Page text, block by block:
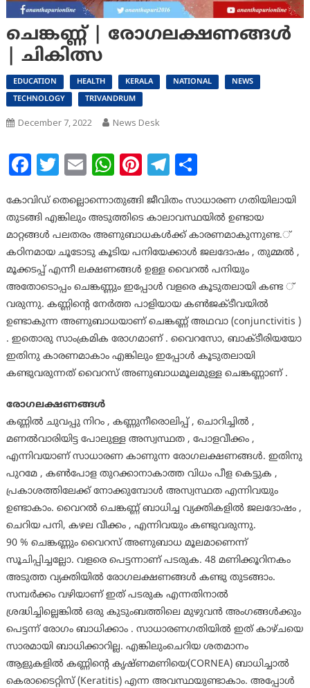
ചെങ്കണ്ണ് | രോഗലക്ഷണങ്ങള്‍
| ചികിത്സ
EDUCATION HEALTH KERALA NATIONAL
NEWS
TECHNOLOGY
TRIVANDRUM
December 7, 2022 News Desk
Facebook
Twitter
EmailWhatsApp
Pinterest
Telegram
Share
കോവിഡ് തെല്ലൊന്നൊതുങ്ങി ജീവിതം സാധാരണ ഗതിയിലായി
തുടങ്ങി എങ്കിലും അടുത്തിടെ കാലാവസ്ഥയില്‍ ഉണ്ടായ
മാറ്റങ്ങള്‍ പലതരം അണുബാധകള്‍ക്ക് കാരണമാകുന്നുണ്ട.്
കഠിനമായ ചൂടോടു കൂടിയ പനിയേക്കാള്‍ ജലദോഷം , തുമ്മല്‍ ,
മൂക്കടപ്പ് എന്നീ ലക്ഷണങ്ങള്‍ ഉള്ള വൈറല്‍ പനിയും
അതോടൊപ്പം ചെങ്കണ്ണും ഇപ്പോള്‍ വളരെ കൂടുതലായി കണ്ട ്
വരുന്നു. കണ്ണിന്റെ നേര്‍ത്ത പാളിയായ കണ്‍ജക്ടീവയില്‍
ഉണ്ടാകുന്ന അണുബാധയാണ് ചെങ്കണ്ണ് അഥവാ (conjunctivitis )
. ഇതൊരു സാംക്രമിക രോഗമാണ് . വൈറസോ, ബാക്ടീരിയയോ
ഇതിനു കാരണമാകാം എങ്കിലും ഇപ്പോള്‍ കൂടുതലായി
കണ്ടുവരുന്നത് വൈറസ് അണുബാധമൂലമുള്ള ചെങ്കണ്ണാണ് .
രോഗലക്ഷണങ്ങള്‍
കണ്ണില്‍ ചുവപ്പു നിറം , കണ്ണുനീരൊലിപ്പ് , ചൊറിച്ചില്‍ ,
മണല്‍വാരിയിട്ട പോലുള്ള അസ്വസ്ഥത , പോളവീക്കം ,
എന്നിവയാണ് സാധാരണ കാണുന്ന രോഗലക്ഷണങ്ങള്‍. ഇതിനു
പുറമേ , കണ്‍പോള തുറക്കാനാകാത്ത വിധം പീള കെട്ടുക ,
പ്രകാശത്തിലേക്ക് നോക്കുമ്പോള്‍ അസ്വസ്ഥത എന്നിവയും
ഉണ്ടാകാം. വൈറല്‍ ചെങ്കണ്ണ് ബാധിച്ച വ്യക്തികളില്‍ ജലദോഷം ,
ചെറിയ പനി, കഴല വീക്കം , എന്നിവയും കണ്ടുവരുന്നു.
90 % ചെങ്കണ്ണും വൈറസ് അണുബാധ മൂലമാണെന്ന്
സൂചിപ്പിച്ചല്ലോ. വളരെ പെട്ടന്നാണ് പടരുക. 48 മണിക്കൂറിനകം
അടുത്ത വ്യക്തിയില്‍ രോഗലക്ഷണങ്ങള്‍ കണ്ടു തുടങ്ങാം.
സമ്പര്‍ക്കം വഴിയാണ് ഇത് പടരുക എന്നതിനാല്‍
ശ്രദ്ധിച്ചില്ലെങ്കില്‍ ഒരു കുടുംബത്തിലെ മുഴുവന്‍ അംഗങ്ങള്‍ക്കും
പെട്ടന്ന് രോഗം ബാധിക്കാം . സാധാരണഗതിയില്‍ ഇത് കാഴ്ചയെ
സാരമായി ബാധിക്കാറില്ല. എങ്കിലുംചെറിയ ശതമാനം
ആളുകളില്‍ കണ്ണിന്റെ കൃഷ്ണമണിയെ(CORNEA) ബാധിച്ചാല്‍
കെരാടൈറ്റിസ് (Keratitis) എന്ന അവസ്ഥയുണ്ടാകാം. അപ്പോള്‍